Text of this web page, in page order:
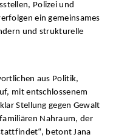
Polizei und
ein gemeinsames
und strukturelle
aus Politik,
mit entschlossenem
Stellung gegen Gewalt
Nahraum, der
betont Jana